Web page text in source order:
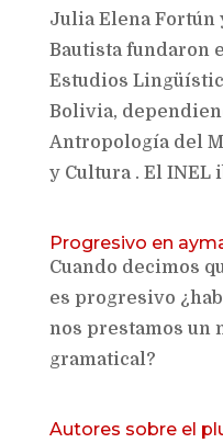
Julia Elena Fortún
Bautista fundaron
Estudios
Bolivia,
Antropología del
y Cultura . El INEL
Progresivo en
Cuando decimos
es progresivo
nos prestamos un
gramatical?
Autores sobre el